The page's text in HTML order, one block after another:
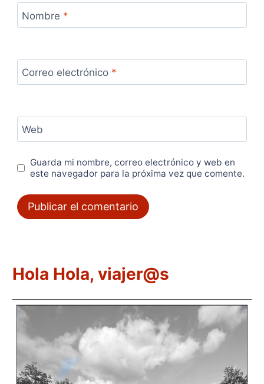
Nombre *
Correo electrónico *
Web
Guarda mi nombre, correo electrónico y web en
este navegador para la próxima vez que comente.
Hola Hola, viajer@s